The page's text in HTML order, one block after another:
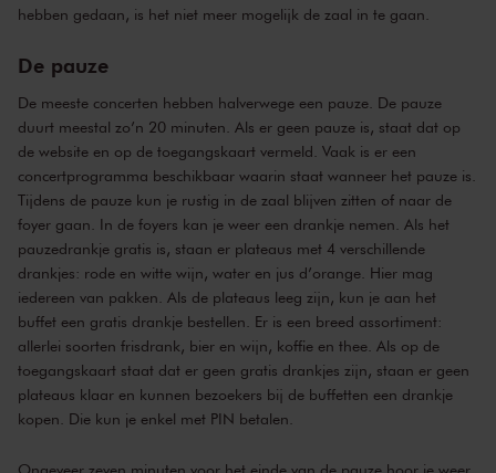
hebben gedaan, is het niet meer mogelijk de zaal in te gaan.
De pauze
De meeste concerten hebben halverwege een pauze. De pauze
duurt meestal zo’n 20 minuten. Als er geen pauze is, staat dat op
de website en op de toegangskaart vermeld. Vaak is er een
concertprogramma beschikbaar waarin staat wanneer het pauze is.
Tijdens de pauze kun je rustig in de zaal blijven zitten of naar de
foyer gaan. In de foyers kan je weer een drankje nemen. Als het
pauzedrankje gratis is, staan er plateaus met 4 verschillende
drankjes: rode en witte wijn, water en jus d’orange. Hier mag
iedereen van pakken. Als de plateaus leeg zijn, kun je aan het
buffet een gratis drankje bestellen. Er is een breed assortiment:
allerlei soorten frisdrank, bier en wijn, koffie en thee. Als op de
toegangskaart staat dat er geen gratis drankjes zijn, staan er geen
plateaus klaar en kunnen bezoekers bij de buffetten een drankje
kopen. Die kun je enkel met PIN betalen.
Ongeveer zeven minuten voor het einde van de pauze hoor je weer